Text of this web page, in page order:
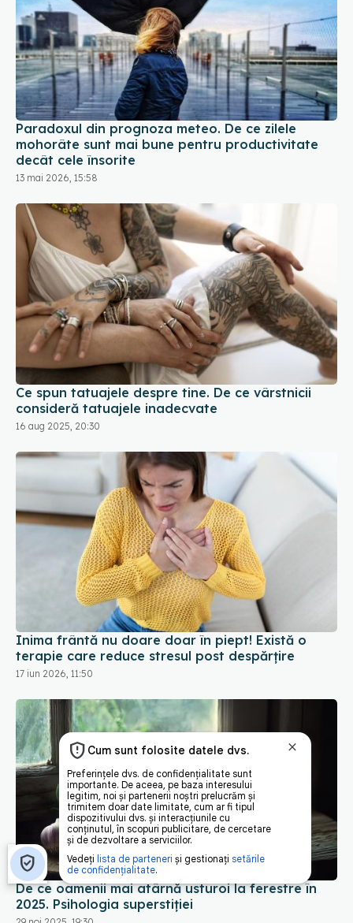
Paradoxul din prognoza meteo. De ce zilele
mohorâte sunt mai bune pentru productivitate
decât cele însorite
13 mai 2026, 15:58
Ce spun tatuajele despre tine. De ce vârstnicii
consideră tatuajele inadecvate
16 aug 2025, 20:30
Inima frântă nu doare doar în piept! Există o
terapie care reduce stresul post despărțire
17 iun 2026, 11:50
De ce oamenii mai atârnă usturoi la ferestre în
2025. Psihologia superstiției